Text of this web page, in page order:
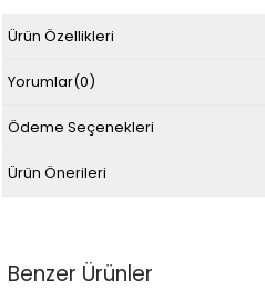
Ürün Özellikleri
Yorumlar(0)
Ödeme Seçenekleri
Ürün Önerileri
Benzer Ürünler